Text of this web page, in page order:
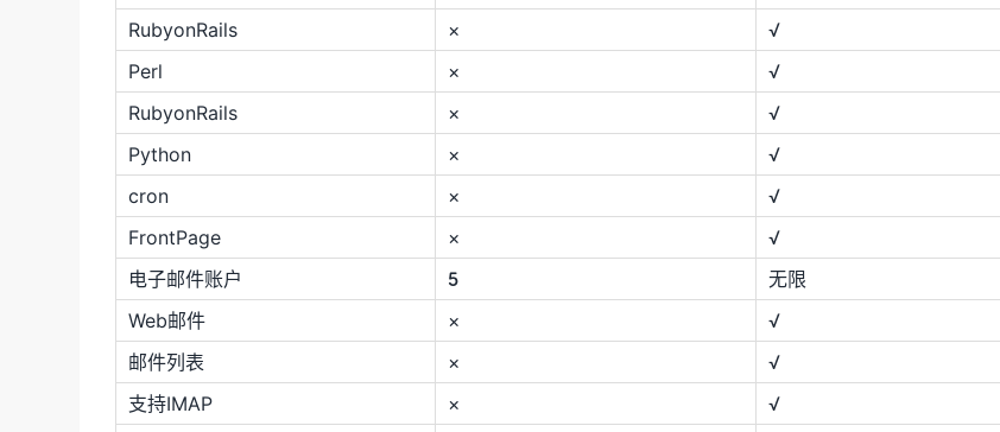
RubyonRails
×
√
Perl
×
√
RubyonRails
×
√
Python
×
√
cron
×
√
FrontPage
×
√
电子邮件账户
5
无限
Web邮件
×
√
邮件列表
×
√
支持IMAP
×
√